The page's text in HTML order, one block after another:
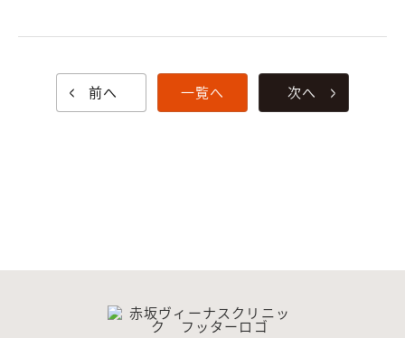
前へ 一覧へ 次へ